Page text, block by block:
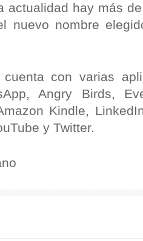
actualidad hay más
nuevo nombre
con varias
Angry Birds,
Kindle,
y Twitter.